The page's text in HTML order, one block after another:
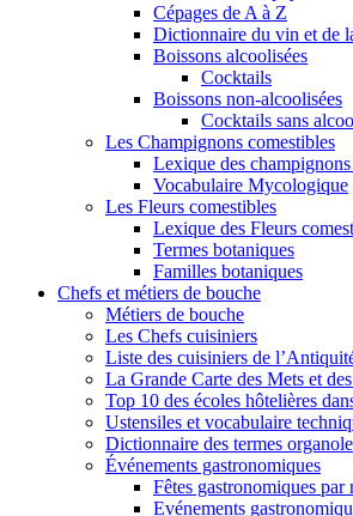
Cépages de A à Z
Dictionnaire du vin et de
Boissons alcoolisées
Cocktails
Boissons non-alcoolisées
Cocktails sans
Les Champignons comestibles
Lexique des
Vocabulaire Mycologique
Les Fleurs comestibles
Lexique des Fleurs
Termes botaniques
Familles botaniques
Chefs et métiers de bouche
Métiers de bouche
Les Chefs cuisiniers
Liste des cuisiniers de
La Grande Carte des Mets et
Top 10 des écoles hôtelières
Ustensiles et vocabulaire
Dictionnaire des termes
Événements gastronomiques
Fêtes gastronomiques par
Evénements